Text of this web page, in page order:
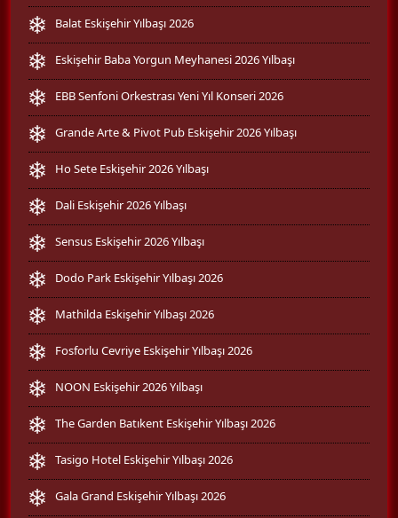
Balat Eskişehir Yılbaşı 2026
Eskişehir Baba Yorgun Meyhanesi 2026 Yılbaşı
EBB Senfoni Orkestrası Yeni Yıl Konseri 2026
Grande Arte & Pivot Pub Eskişehir 2026 Yılbaşı
Ho Sete Eskişehir 2026 Yılbaşı
Dali Eskişehir 2026 Yılbaşı
Sensus Eskişehir 2026 Yılbaşı
Dodo Park Eskişehir Yılbaşı 2026
Mathilda Eskişehir Yılbaşı 2026
Fosforlu Cevriye Eskişehir Yılbaşı 2026
NOON Eskişehir 2026 Yılbaşı
The Garden Batıkent Eskişehir Yılbaşı 2026
Tasigo Hotel Eskişehir Yılbaşı 2026
Gala Grand Eskişehir Yılbaşı 2026